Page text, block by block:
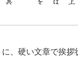
、硬い文章で挨